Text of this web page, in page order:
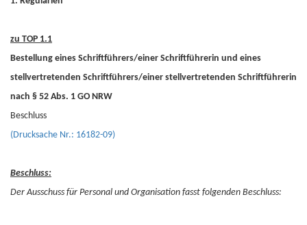
zu TOP 1.1
Bestellung eines Schriftführers/einer Schriftführerin und eines
stellvertretenden Schriftführers/einer stellvertretenden Schriftführerin
nach § 52 Abs. 1 GO NRW
Beschluss
(Drucksache Nr.: 16182-09)
Beschluss:
Der Ausschuss für Personal und Organisation fasst folgenden Beschluss: